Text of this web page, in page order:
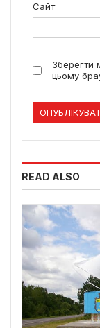
Сайт
Зберегти
цьому
READ ALSO